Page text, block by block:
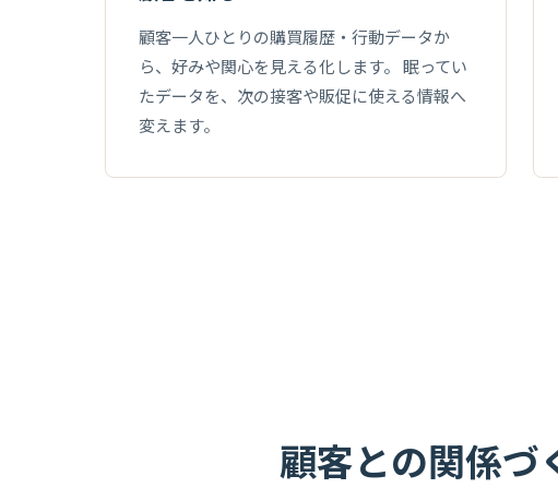
顧客一人ひとりの購買履歴・行動データか
ら、好みや関心を見える化します。 眠ってい
たデータを、次の接客や販促に使える情報へ
変えます。
顧客との関係づ